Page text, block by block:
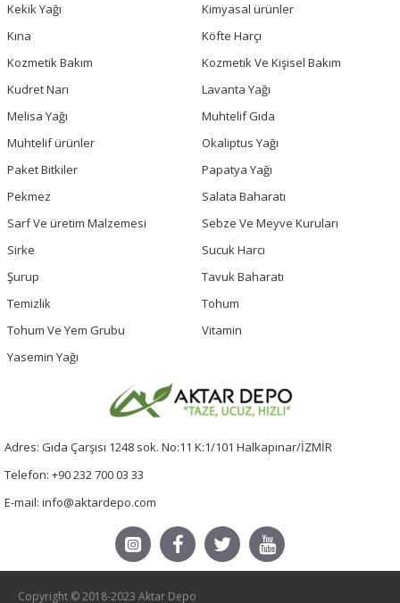
Kekik Yağı
Kimyasal ürünler
Kına
Köfte Harçı
Kozmetik Bakım
Kozmetik Ve Kişisel Bakım
Kudret Narı
Lavanta Yağı
Melisa Yağı
Muhtelif Gıda
Muhtelif ürünler
Okaliptus Yağı
Paket Bitkiler
Papatya Yağı
Pekmez
Salata Baharatı
Sarf Ve üretim Malzemesi
Sebze Ve Meyve Kuruları
Sirke
Sucuk Harcı
Şurup
Tavuk Baharatı
Temizlik
Tohum
Tohum Ve Yem Grubu
Vitamin
Yasemin Yağı
Adres: Gıda Çarşısı 1248 sok. No:11 K:1/101 Halkapınar/İZMİR
Telefon: +90 232 700 03 33
E-mail: info@aktardepo.com
Copyright © 2018-2023 Aktar Depo